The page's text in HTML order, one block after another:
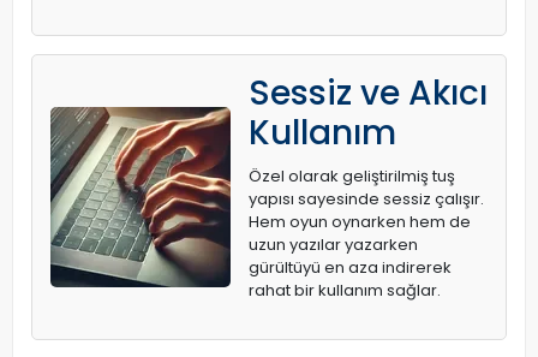
Sessiz ve Akıcı
Kullanım
Özel olarak geliştirilmiş tuş
yapısı sayesinde sessiz çalışır.
Hem oyun oynarken hem de
uzun yazılar yazarken
gürültüyü en aza indirerek
rahat bir kullanım sağlar.